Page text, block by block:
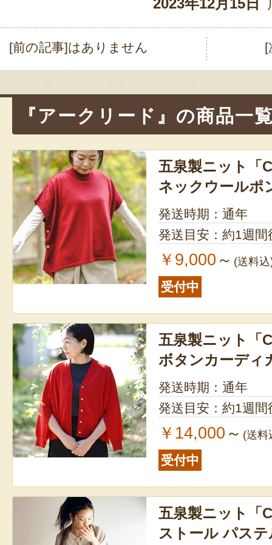
2023年12月15日
投
稿
ナ
ー
シ
ン
[前の記事]はありません [
『アークリード』の商品一
五泉製ニット「
ネックウールポ
発送時期：通年
発送目安：約1週間
￥9,000 ～ (送料
受付中
五泉製ニット「
ボタンカーディ
発送時期：通年
発送目安：約1週間
￥14,000 ～ (送料
受付中
五泉製ニット「
ストール パステ